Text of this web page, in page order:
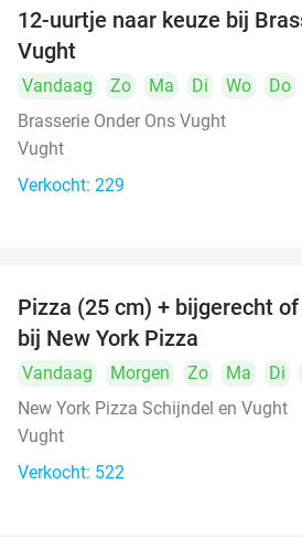
12-uurtje naar keuze bij
Vught
Vandaag Zo Ma Di Wo
Do
Brasserie Onder Ons Vught
Vught
Verkocht: 229
Pizza (25 cm) + bijgerecht
bij New York Pizza
Vandaag Morgen Zo Ma Di
New York Pizza Schijndel en Vught
Vught
Verkocht: 522